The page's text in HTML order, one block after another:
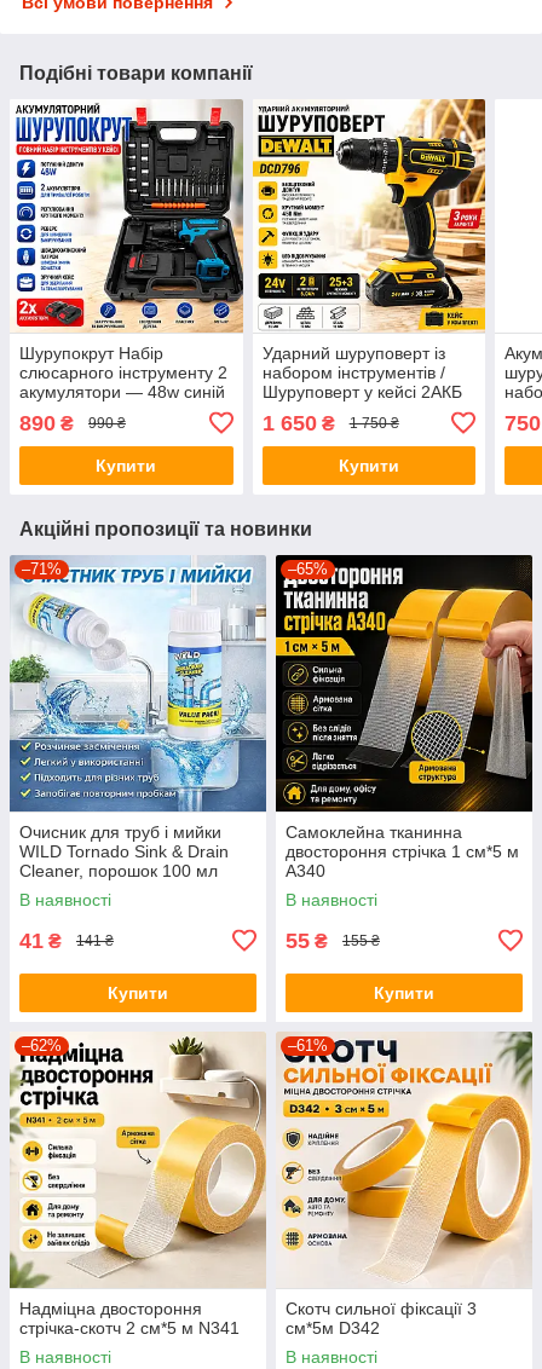
Подібні товари компанії
Шурупокрут Набір
слюсарного інструменту 2
акумулятори — 48w синій
890 ₴ 990 ₴
Купити
Ударний шуруповерт із
набором інструментів /
Шуруповерт у кейсі 2АКБ
Жовтий
1 650₴ 1 750 ₴
Купити
750
Акційні пропозиції та новинки
–71%
Очисник для труб і мийки
WILD Tornado Sink & Drain
Cleaner, порошок 100 мл
В наявності
41 ₴ 141 ₴
Купити
–65%
Самоклейна тканинна
двостороння стрічка 1 см*5 м
A340
В наявності
55 ₴ 155 ₴
Купити
–62%
Надміцна двостороння
стрічка-скотч 2 см*5 м N341
В наявності
–61%
Скотч сильної фіксації 3
см*5м D342
В наявності